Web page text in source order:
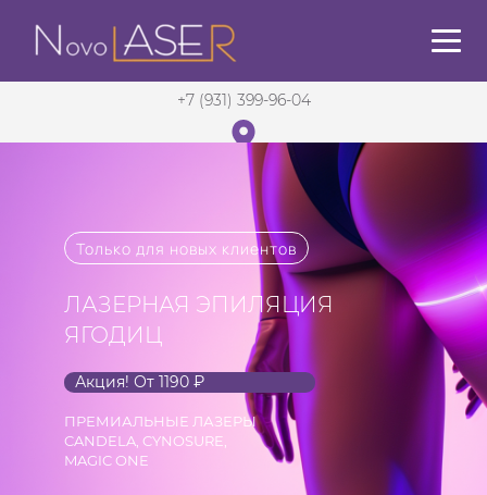
+7 (931) 399-96-04
Только для новых клиентов
ЛАЗЕРНАЯ ЭПИЛЯЦИЯ
ЯГОДИЦ
Акция! От 1190 ₽
ПРЕМИАЛЬНЫЕ ЛАЗЕРЫ
CANDELA, CYNOSURE,
MAGIC ONE